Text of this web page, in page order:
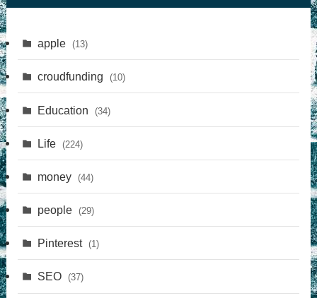
apple (13)
croudfunding (10)
Education (34)
Life (224)
money (44)
people (29)
Pinterest (1)
SEO (37)